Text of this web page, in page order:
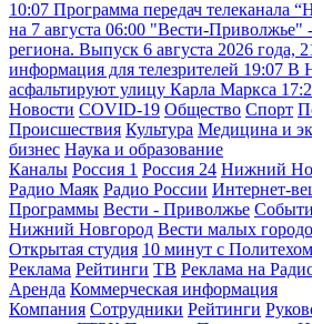
10:07 Программа передач телеканала
на 7 августа 06:00 "Вести-Приволжье"
региона. Выпуск 6 августа 2026 года,
информация для телезрителей 19:07 В
асфальтируют улицу Карла Маркса
Новости COVID-19 Общество Спорт
Происшествия Культура Медицина и
бизнес Наука и образование
Каналы Россия 1 Россия 24 Нижний
Радио Маяк Радио России Интернет-
Программы Вести - Приволжье
Нижний Новгород Вести малых
Открытая студия 10 минут с Политехом
Реклама Рейтинги ТВ Реклама на
Аренда Коммерческая информация
Компания Сотрудники Рейтинги